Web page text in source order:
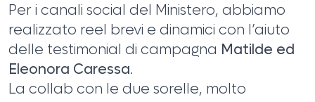
Per i canali social del Ministero, abbiamo
realizzato reel brevi e dinamici con l’aiuto
delle testimonial di campagna Matilde ed
Eleonora Caressa.
La collab con le due sorelle, molto